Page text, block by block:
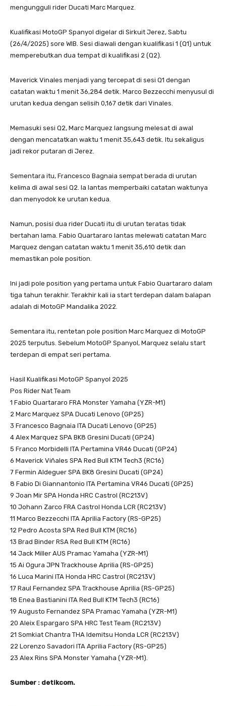
mengungguli rider Ducati Marc Marquez.
Kualifikasi MotoGP Spanyol digelar di Sirkuit Jerez, Sabtu
(26/4/2025) sore WIB. Sesi diawali dengan kualifikasi 1 (Q1) untuk
memperebutkan dua tempat di kualifikasi 2 (Q2).
Maverick Vinales menjadi yang tercepat di sesi Q1 dengan
catatan waktu 1 menit 36,284 detik. Marco Bezzecchi menyusul di
urutan kedua dengan selisih 0,167 detik dari Vinales.
Memasuki sesi Q2, Marc Marquez langsung melesat di awal
dengan mencatatkan waktu 1 menit 35,643 detik. Itu sekaligus
jadi rekor putaran di Jerez.
Sementara itu, Francesco Bagnaia sempat berada di urutan
kelima di awal sesi Q2. Ia lantas memperbaiki catatan waktunya
dan menyodok ke urutan kedua.
Namun, posisi dua rider Ducati itu di urutan teratas tidak
bertahan lama. Fabio Quartararo lantas melewati catatan Marc
Marquez dengan catatan waktu 1 menit 35,610 detik dan
memastikan pole position.
Ini jadi pole position yang pertama untuk Fabio Quartararo dalam
tiga tahun terakhir. Terakhir kali ia start terdepan dalam balapan
adalah di MotoGP Mandalika 2022.
Sementara itu, rentetan pole position Marc Marquez di MotoGP
2025 terputus. Sebelum MotoGP Spanyol, Marquez selalu start
terdepan di empat seri pertama.
Hasil Kualifikasi MotoGP Spanyol 2025
Pos Rider Nat Team
1 Fabio Quartararo FRA Monster Yamaha (YZR-M1)
2 Marc Marquez SPA Ducati Lenovo (GP25)
3 Francesco Bagnaia ITA Ducati Lenovo (GP25)
4 Alex Marquez SPA BK8 Gresini Ducati (GP24)
5 Franco Morbidelli ITA Pertamina VR46 Ducati (GP24)
6 Maverick Viñales SPA Red Bull KTM Tech3 (RC16)
7 Fermin Aldeguer SPA BK8 Gresini Ducati (GP24)
8 Fabio Di Giannantonio ITA Pertamina VR46 Ducati (GP25)
9 Joan Mir SPA Honda HRC Castrol (RC213V)
10 Johann Zarco FRA Castrol Honda LCR (RC213V)
11 Marco Bezzecchi ITA Aprilia Factory (RS-GP25)
12 Pedro Acosta SPA Red Bull KTM (RC16)
13 Brad Binder RSA Red Bull KTM (RC16)
14 Jack Miller AUS Pramac Yamaha (YZR-M1)
15 Ai Ogura JPN Trackhouse Aprilia (RS-GP25)
16 Luca Marini ITA Honda HRC Castrol (RC213V)
17 Raul Fernandez SPA Trackhouse Aprilia (RS-GP25)
18 Enea Bastianini ITA Red Bull KTM Tech3 (RC16)
19 Augusto Fernandez SPA Pramac Yamaha (YZR-M1)
20 Aleix Espargaro SPA HRC Test Team (RC213V)
21 Somkiat Chantra THA Idemitsu Honda LCR (RC213V)
22 Lorenzo Savadori ITA Aprilia Factory (RS-GP25)
23 Alex Rins SPA Monster Yamaha (YZR-M1).
Sumber : detikcom.